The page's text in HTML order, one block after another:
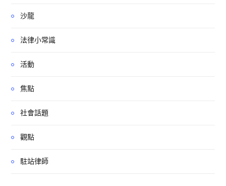
沙龍
法律小常識
活動
焦點
社會話題
觀點
駐站律師